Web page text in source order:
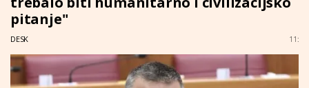
pitanje"
DESK 11: